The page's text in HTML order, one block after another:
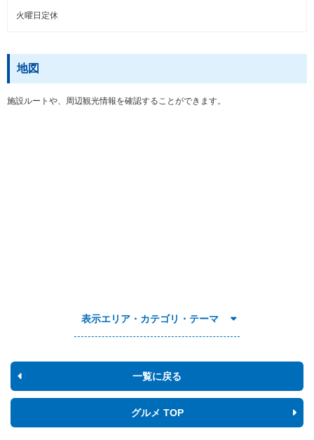
火曜日定休
地図
施設ルートや、周辺観光情報を確認することができます。
表示エリア・カテゴリ・テーマ
一覧に戻る
グルメ TOP